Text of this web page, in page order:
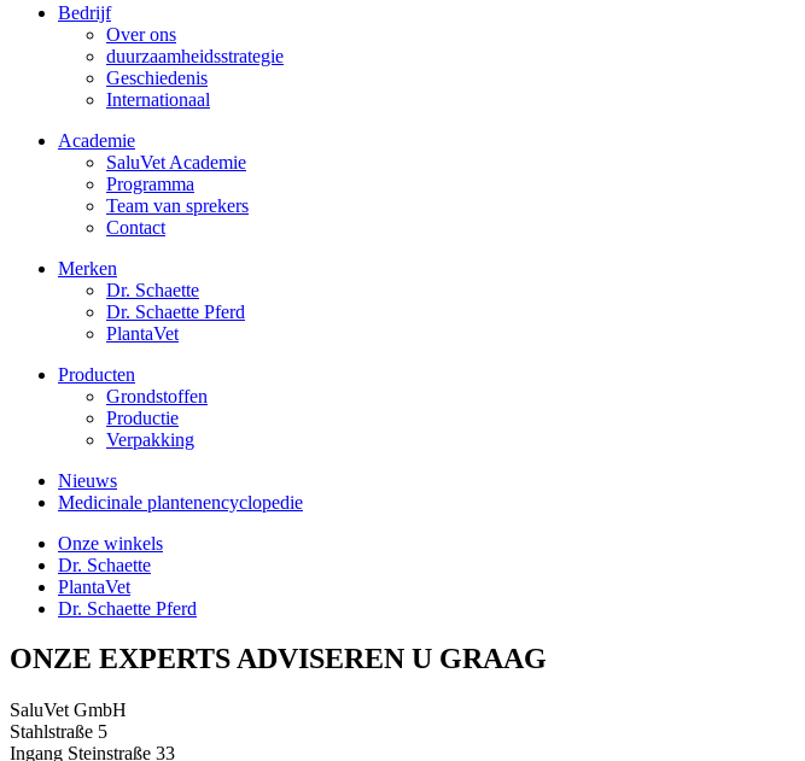
Bedrijf
Over ons
duurzaamheidsstrategie
Geschiedenis
Internationaal
Academie
SaluVet Academie
Programma
Team van sprekers
Contact
Merken
Dr. Schaette
Dr. Schaette Pferd
PlantaVet
Producten
Grondstoffen
Productie
Verpakking
Nieuws
Medicinale plantenencyclopedie
Onze winkels
Dr. Schaette
PlantaVet
Dr. Schaette Pferd
ONZE EXPERTS ADVISEREN U GRAAG
SaluVet GmbH
Stahlstraße 5
Ingang Steinstraße 33